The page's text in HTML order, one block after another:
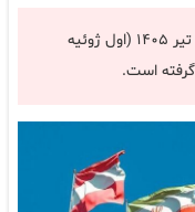
سفارت اتریش اعلام کرد از روز چهارشنبه ۱۰ تیر ۱۴۰۵ (اول ژوئیه